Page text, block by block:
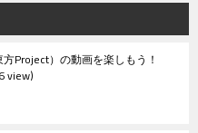
Project）の動画を楽しもう！
view